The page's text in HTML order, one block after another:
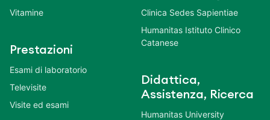
Vitamine
Prestazioni
Esami di laboratorio
Televisite
Visite ed esami
Clinica Sedes Sapientiae
Humanitas Istituto Clinico
Catanese
Didattica,
Assistenza, Ricerca
Humanitas University